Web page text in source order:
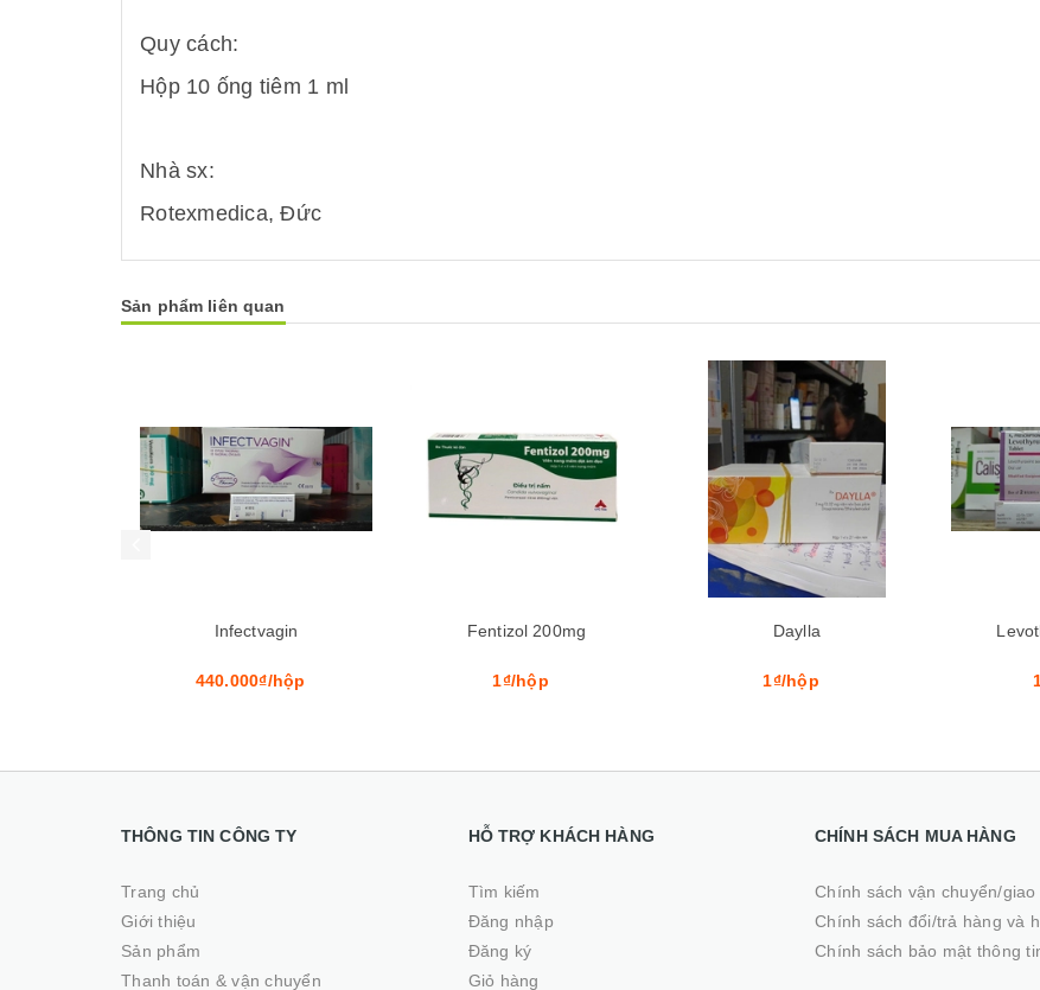
Quy cách:
Hộp 10 ống tiêm 1 ml
Nhà sx:
Rotexmedica, Đức
Sản phẩm liên quan
Xem nhanh Xem nhanh
Fentizol 200mg
1₫/hộp
Daylla
1₫/hộp
Mua hàng
Levothyrox 75mcg
1₫/hộp
Mua hàng Mua hàng
THÔNG TIN CÔNG TY
Trang chủ
Giới thiệu
Sản phẩm
Thanh toán & vận chuyển
HỖ TRỢ KHÁCH HÀNG
Tìm kiếm
Đăng nhập
Đăng ký
Giỏ hàng
CHÍNH SÁCH MUA HÀNG
Chính sách vận chuyển/giao
Chính sách đổi/trả hàng và
Chính sách bảo mật thông